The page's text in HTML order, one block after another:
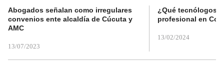
Abogados señalan como irregulares
convenios ente alcaldía de Cúcuta y
AMC
13/07/2023
¿Qué tecnólogos
profesional en
13/02/2024